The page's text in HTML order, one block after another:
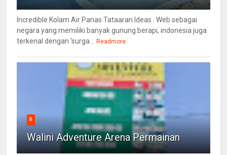
Incredible Kolam Air Panas Tataaran Ideas . Web sebagai
negara yang memiliki banyak gunung berapi, indonesia juga
terkenal dengan 'surga...
Readmore
8
Walini Adventure Arena Permainan